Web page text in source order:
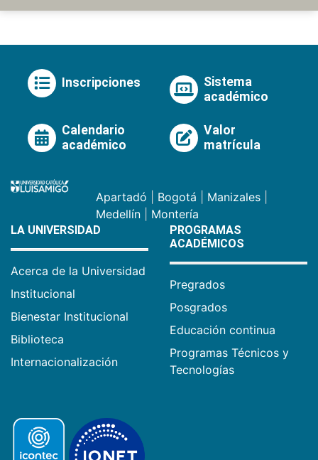
Inscripciones
Sistema
académico
Calendario
académico
Valor
matrícula
Apartadó Bogotá Manizales
Medellín
Montería
LA UNIVERSIDAD
Acerca de la Universidad
Institucional
Bienestar Institucional
Biblioteca
Internacionalización
PROGRAMAS
ACADÉMICOS
Pregrados
Posgrados
Educación continua
Programas Técnicos y
Tecnologías